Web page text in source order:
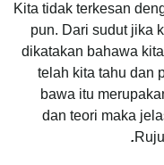
Kita tidak terkesan
pun. Dari sudut jika
dikatakan bahawa
telah kita tahu dan
bawa itu
dan teori maka